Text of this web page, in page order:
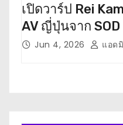
เปิดวาร์ป Rei
AV ญี่ปุ่นจาก SOD
Jun 4, 2026 แอด